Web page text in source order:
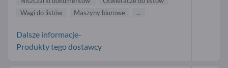
Wagi do listów
Maszyny biurowe ...
Dalsze informacje-
Produkty tego dostawcy